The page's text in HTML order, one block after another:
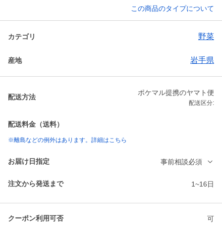
この商品のタイプについて
カテゴリ 野菜
産地 岩手県
配送方法
ポケマル提携のヤマト便
配送区分:
配送料金（送料）
※離島などの例外はあります。詳細はこちら
お届け日指定 事前相談必須
注文から発送まで 1~16日
クーポン利用可否 可